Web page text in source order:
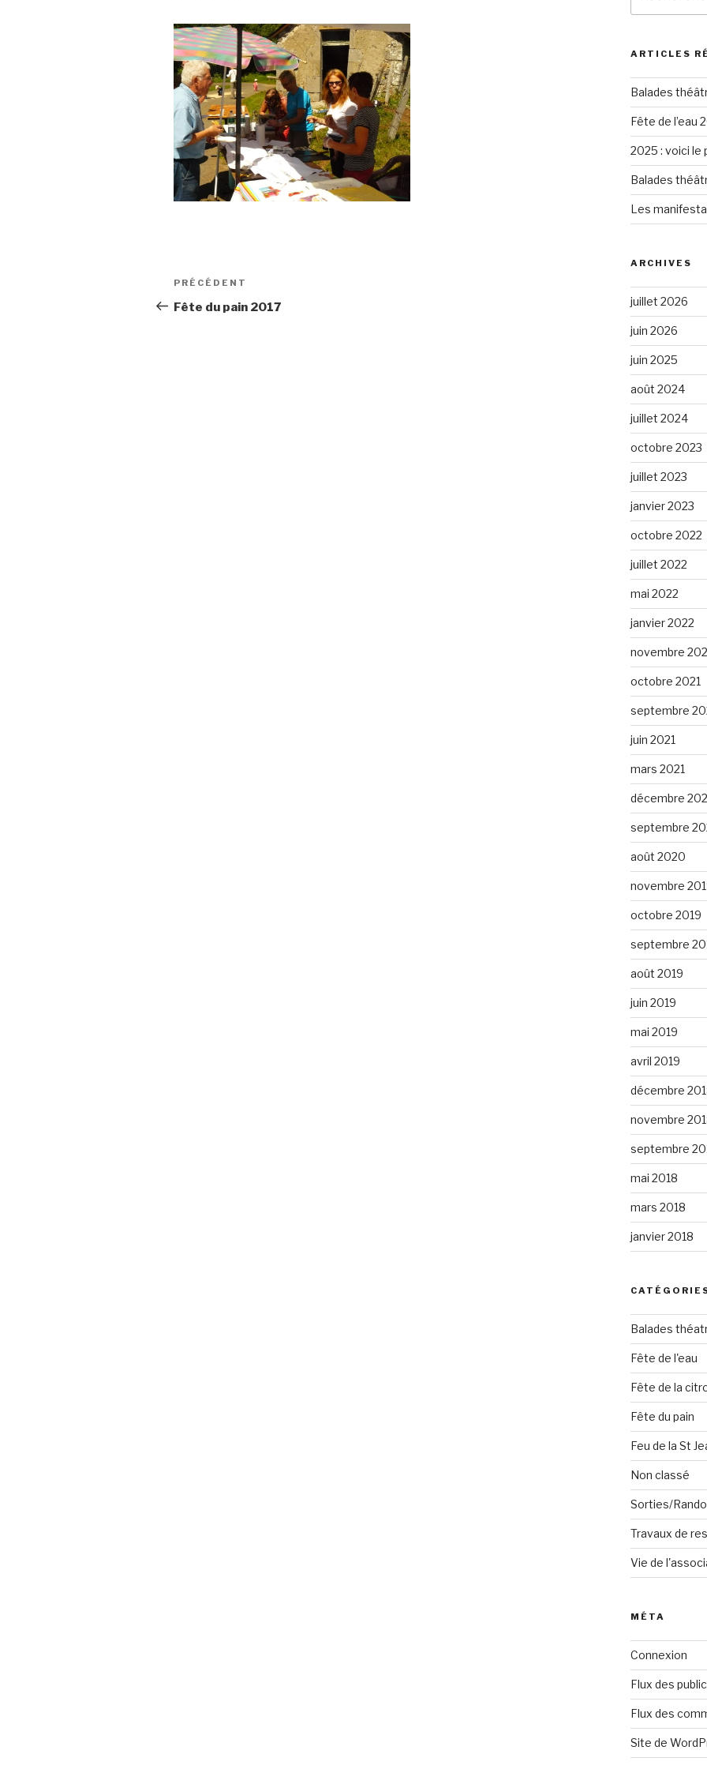
Navigation
de
Article
précédent
PRÉCÉDENT
Fête du pain 2017
:
ARTICLES
Balades
Fête de l’eau
2025 : voici le
Balades
Les
ARCHIVES
juillet 2026
juin 2026
juin 2025
août 2024
juillet 2024
octobre 2023
juillet 2023
janvier 2023
octobre 2022
juillet 2022
mai 2022
janvier 2022
novembre
octobre 2021
septembre
juin 2021
mars 2021
décembre
septembre
août 2020
novembre
octobre 2019
septembre
août 2019
juin 2019
mai 2019
avril 2019
décembre
novembre
septembre
mai 2018
mars 2018
janvier 2018
Balades
Fête de l'eau
Fête de la
Fête du pain
Feu de la St
Non classé
Sorties/
Travaux de
Vie de
MÉTA
Connexion
Flux des
Flux des
Site de